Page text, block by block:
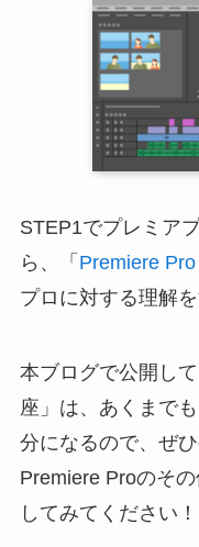
STEP1でプレミア
ら、「 Premiere
プロに対する理解
本ブログで公開し
座」は、あくまで
分になるので、ぜ
Premiere Proのそ
してみてください！